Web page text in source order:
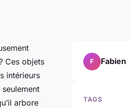
Ces objets
intérieurs
arbore
F Fabien
TAGS